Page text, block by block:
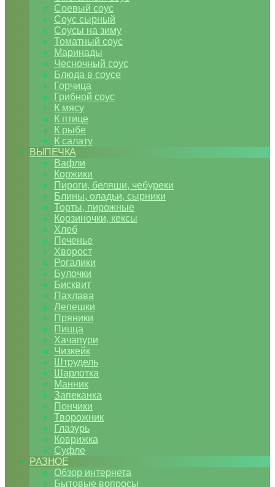
Соевый соус
Соус сырный
Соусы на зиму
Томатный соус
Маринады
Чесночный соус
Блюда в соусе
Горчица
Грибной соус
К мясу
К птице
К рыбе
К салату
ВЫПЕЧКА
Вафли
Коржики
Пироги, беляши, чебуреки
Блины, оладьи, сырники
Торты, пирожные
Корзиночки, кексы
Хлеб
Печенье
Хворост
Рогалики
Булочки
Бисквит
Пахлава
Лепешки
Пряники
Пицца
Хачапури
Чизкейк
Штрудель
Шарлотка
Манник
Запеканка
Пончики
Творожник
Глазурь
Коврижка
Суфле
РАЗНОЕ
Обзор интернета
Бытовые вопросы